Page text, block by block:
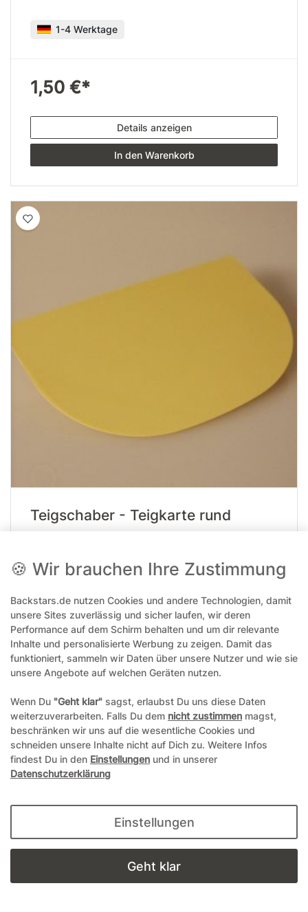
1-4 Werktage
1,50 €*
Details anzeigen
In den Warenkorb
Teigschaber - Teigkarte rund
Packungsinhalt 1 Stück
1-4 Werktage
1,00 €*
Details anzeigen
In den Warenkorb
🍪 Wir brauchen Ihre Zustimmung
Backstars.de nutzen Cookies und andere Technologien, damit
unsere Sites zuverlässig und sicher laufen, wir deren
Performance auf dem Schirm behalten und um dir relevante
Inhalte und personalisierte Werbung zu zeigen. Damit das
funktioniert, sammeln wir Daten über unsere Nutzer und wie sie
unsere Angebote auf welchen Geräten nutzen.
Wenn Du "Geht klar" sagst, erlaubst Du uns diese Daten
weiterzuverarbeiten. Falls Du dem nicht zustimmen magst,
beschränken wir uns auf die wesentliche Cookies und
schneiden unsere Inhalte nicht auf Dich zu. Weitere Infos
findest Du in den Einstellungen und in unserer
Datenschutzerklärung
Einstellungen
Geht klar